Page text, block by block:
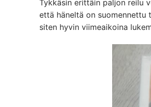
Tykkäsin erittäin paljon reilu
että häneltä on suomennettu
siten hyvin viimeaikoina